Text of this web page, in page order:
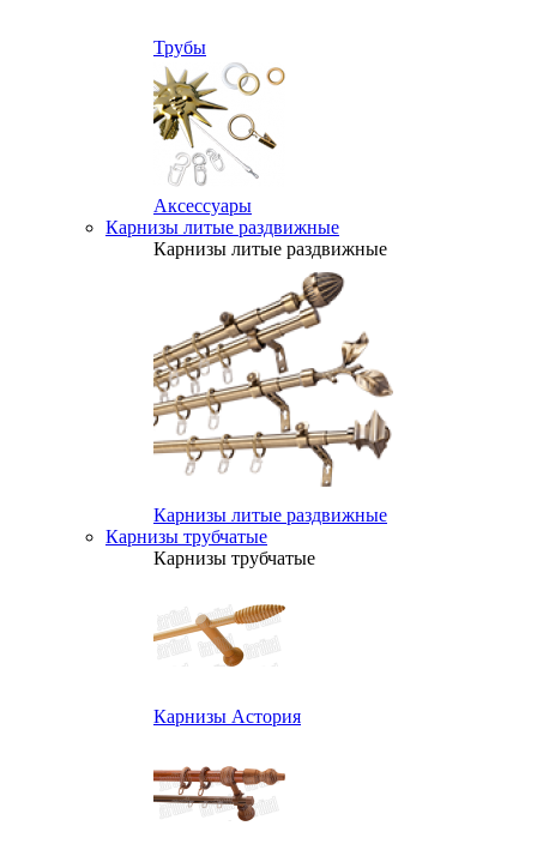
Трубы
Аксессуары
Карнизы литые раздвижные
Карнизы литые раздвижные
Карнизы литые раздвижные
Карнизы трубчатые
Карнизы трубчатые
Карнизы Астория